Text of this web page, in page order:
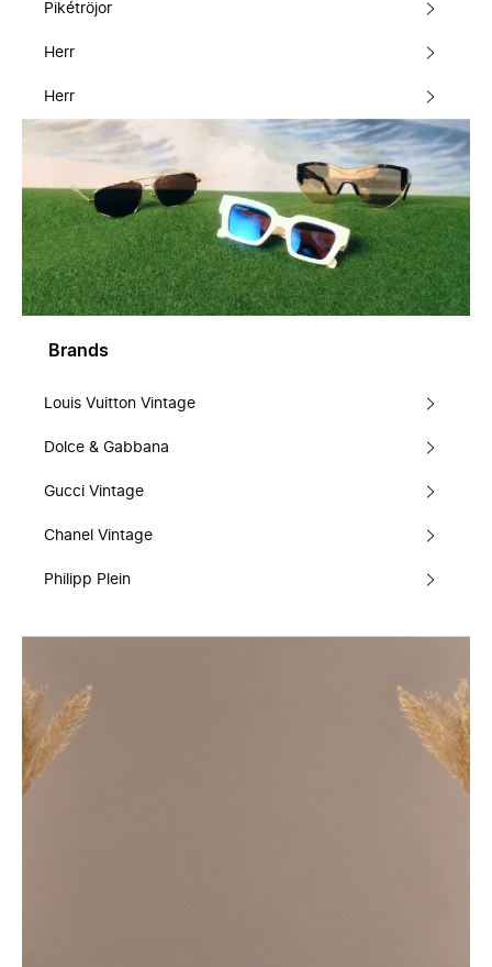
Pikétröjor
Herr
Herr
Brands
Louis Vuitton Vintage
Dolce & Gabbana
Gucci Vintage
Chanel Vintage
Philipp Plein